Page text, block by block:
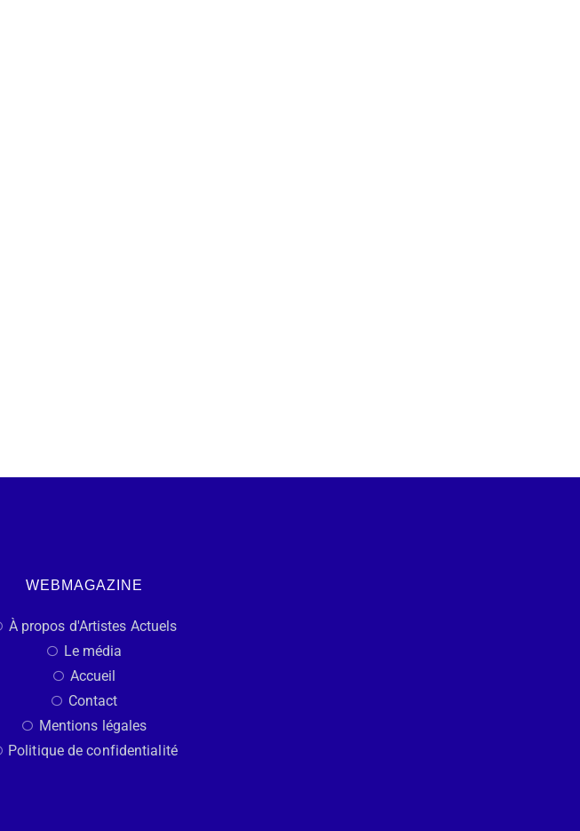
WEBMAGAZINE
À propos d'Artistes Actuels
Le média
Accueil
Contact
Mentions légales
Politique de confidentialité